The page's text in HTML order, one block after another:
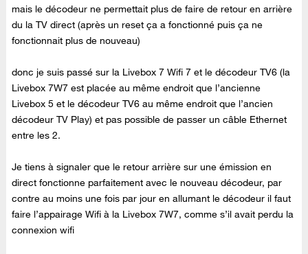
mais le décodeur ne permettait plus de faire de retour en arrière
du la TV direct (après un reset ça a fonctionné puis ça ne
fonctionnait plus de nouveau)
donc je suis passé sur la Livebox 7 Wifi 7 et le décodeur TV6 (la
Livebox 7W7 est placée au même endroit que l’ancienne
Livebox 5 et le décodeur TV6 au même endroit que l’ancien
décodeur TV Play) et pas possible de passer un câble Ethernet
entre les 2.
Je tiens à signaler que le retour arrière sur une émission en
direct fonctionne parfaitement avec le nouveau décodeur, par
contre au moins une fois par jour en allumant le décodeur il faut
faire l’appairage Wifi à la Livebox 7W7, comme s’il avait perdu la
connexion wifi